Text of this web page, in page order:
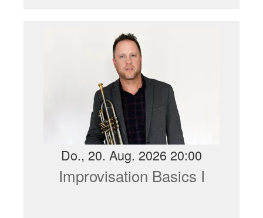
Do., 20. Aug. 2026 20:00
Improvisation Basics I